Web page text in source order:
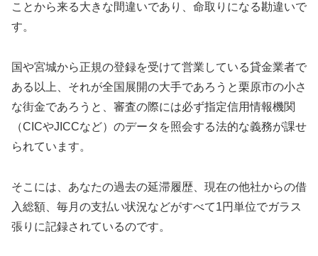
ことから来る大きな間違いであり、命取りになる勘違いで
す。
国や宮城から正規の登録を受けて営業している貸金業者で
ある以上、それが全国展開の大手であろうと栗原市の小さ
な街金であろうと、審査の際には必ず指定信用情報機関
（CICやJICCなど）のデータを照会する法的な義務が課せ
られています。
そこには、あなたの過去の延滞履歴、現在の他社からの借
入総額、毎月の支払い状況などがすべて1円単位でガラス
張りに記録されているのです。